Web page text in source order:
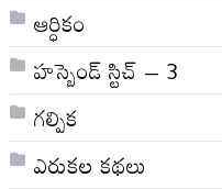
ఆర్ధికం
హస్బెండ్ స్టిచ్ – 3
గల్పిక
ఎరుకల కథలు